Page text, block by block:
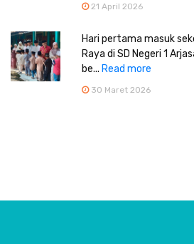
21 April 2026
Hari pertama masuk
Raya di SD Negeri 1
be... Read more
30 Maret 2026